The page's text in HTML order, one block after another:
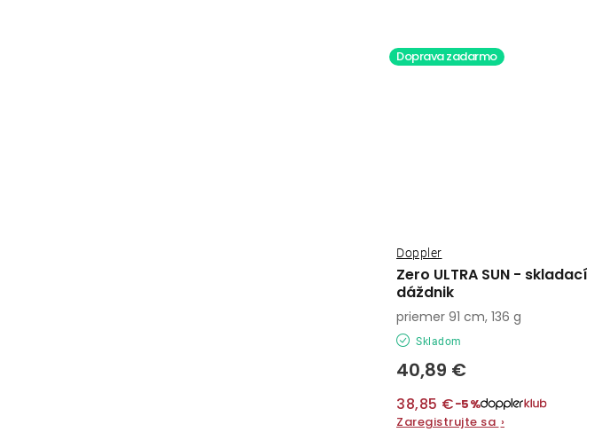
Doprava zadarmo
Zero ULTRA SUN - skladací
dáždnik
Doppler
Skladom
40,89 €
38,85 €−5%
Zaregistrujte sa ›
priemer 91 cm, 136 g